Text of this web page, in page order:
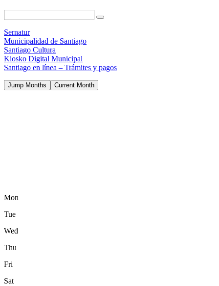
Sernatur
Municipalidad de Santiago
Santiago Cultura
Kiosko Digital Municipal
Santiago en línea – Trámites y pagos
Jump Months Current Month
Mon
Tue
Wed
Thu
Fri
Sat